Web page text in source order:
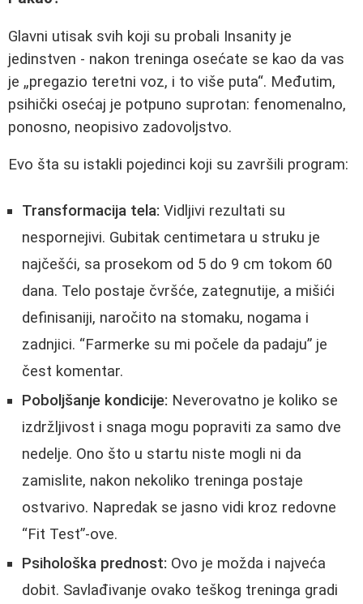
Glavni utisak svih koji su probali Insanity je
jedinstven - nakon treninga osećate se kao da vas
je „pregazio teretni voz, i to više puta“. Međutim,
psihički osećaj je potpuno suprotan: fenomenalno,
ponosno, neopisivo zadovoljstvo.
Evo šta su istakli pojedinci koji su završili program:
Transformacija tela: Vidljivi rezultati su
nespornejivi. Gubitak centimetara u struku je
najčešći, sa prosekom od 5 do 9 cm tokom 60
dana. Telo postaje čvršće, zategnutije, a mišići
definisaniji, naročito na stomaku, nogama i
zadnjici. “Farmerke su mi počele da padaju” je
čest komentar.
Poboljšanje kondicije: Neverovatno je koliko se
izdržljivost i snaga mogu popraviti za samo dve
nedelje. Ono što u startu niste mogli ni da
zamislite, nakon nekoliko treninga postaje
ostvarivo. Napredak se jasno vidi kroz redovne
“Fit Test”-ove.
Psihološka prednost: Ovo je možda i najveća
dobit. Savlađivanje ovako teškog treninga gradi